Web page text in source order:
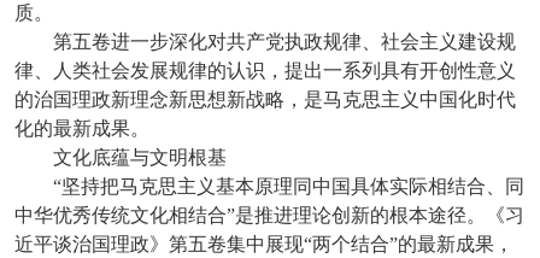
质。
第五卷进一步深化对共产党执政规律、社会主义建设规
律、人类社会发展规律的认识，提出一系列具有开创性意义
的治国理政新理念新思想新战略，是马克思主义中国化时代
化的最新成果。
文化底蕴与文明根基
“坚持把马克思主义基本原理同中国具体实际相结合、同
中华优秀传统文化相结合”是推进理论创新的根本途径。《习
近平谈治国理政》第五卷集中展现“两个结合”的最新成果，